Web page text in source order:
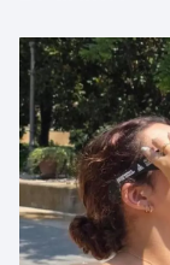
La
junio en 19